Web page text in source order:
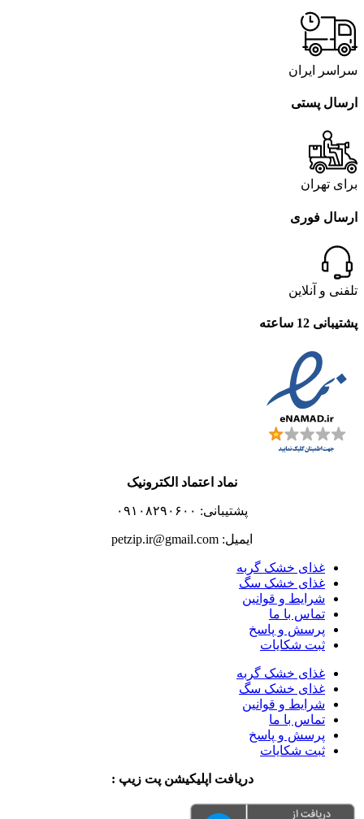
سراسر ایران
ارسال پستی
برای تهران
ارسال فوری
تلفنی و آنلاین
پشتیبانی 12 ساعته
نماد اعتماد الکترونیک
پشتیبانی: ۰۹۱۰۸۲۹۰۶۰۰
ایمیل: petzip.ir@gmail.com
غذای خشک گربه
غذای خشک سگ
شرایط و قوانین
تماس با ما
پرسش و پاسخ
ثبت شکایات
غذای خشک گربه
غذای خشک سگ
شرایط و قوانین
تماس با ما
پرسش و پاسخ
ثبت شکایات
دریافت اپلیکیشن پت زیپ :